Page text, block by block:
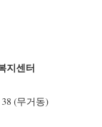
지센터
(무거동)